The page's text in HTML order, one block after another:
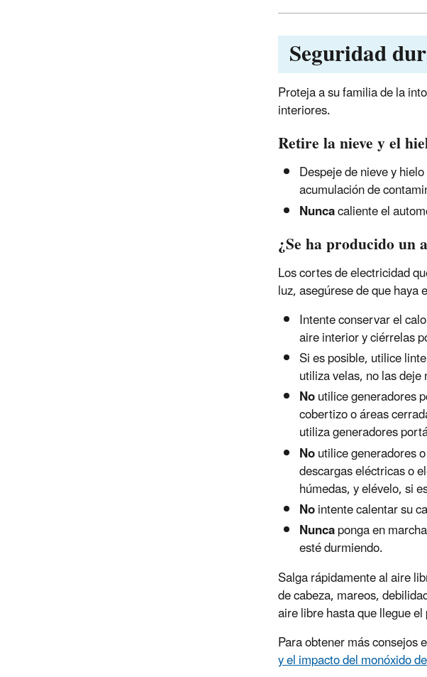
Seguridad
Proteja a su familia de la
interiores.
Retire la nieve y el
Despeje de nieve y
acumulación de
Nuncacaliente el
¿Se ha producido un
Los cortes de electricidad
luz, asegúrese de que
Intente conservar el
aire interior y ciérrelas
Si es posible, utilice
utiliza velas, no las
Noutilice generadores
cobertizo o áreas
utiliza generadores
Noutilice generadores
descargas eléctricas o
húmedas, y elévelo, si
Nointente calentar su
Nuncaponga en
esté durmiendo.
Salga rápidamente al aire
de cabeza, mareos,
aire libre hasta que llegue
Para obtener más consejos
y el impacto del monóxido